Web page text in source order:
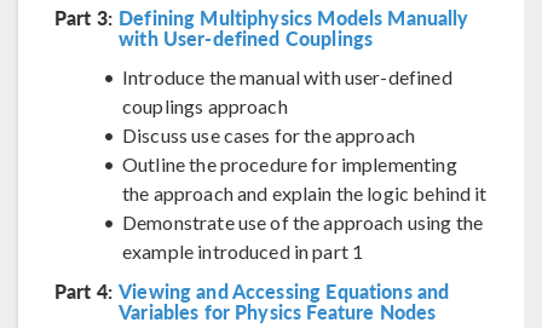
Part 3: Defining Multiphysics Models Manually
with User-defined Couplings
Introduce the manual with user-defined
couplings approach
Discuss use cases for the approach
Outline the procedure for implementing
the approach and explain the logic behind it
Demonstrate use of the approach using the
example introduced in part 1
Part 4: Viewing and Accessing Equations and
Variables for Physics Feature Nodes